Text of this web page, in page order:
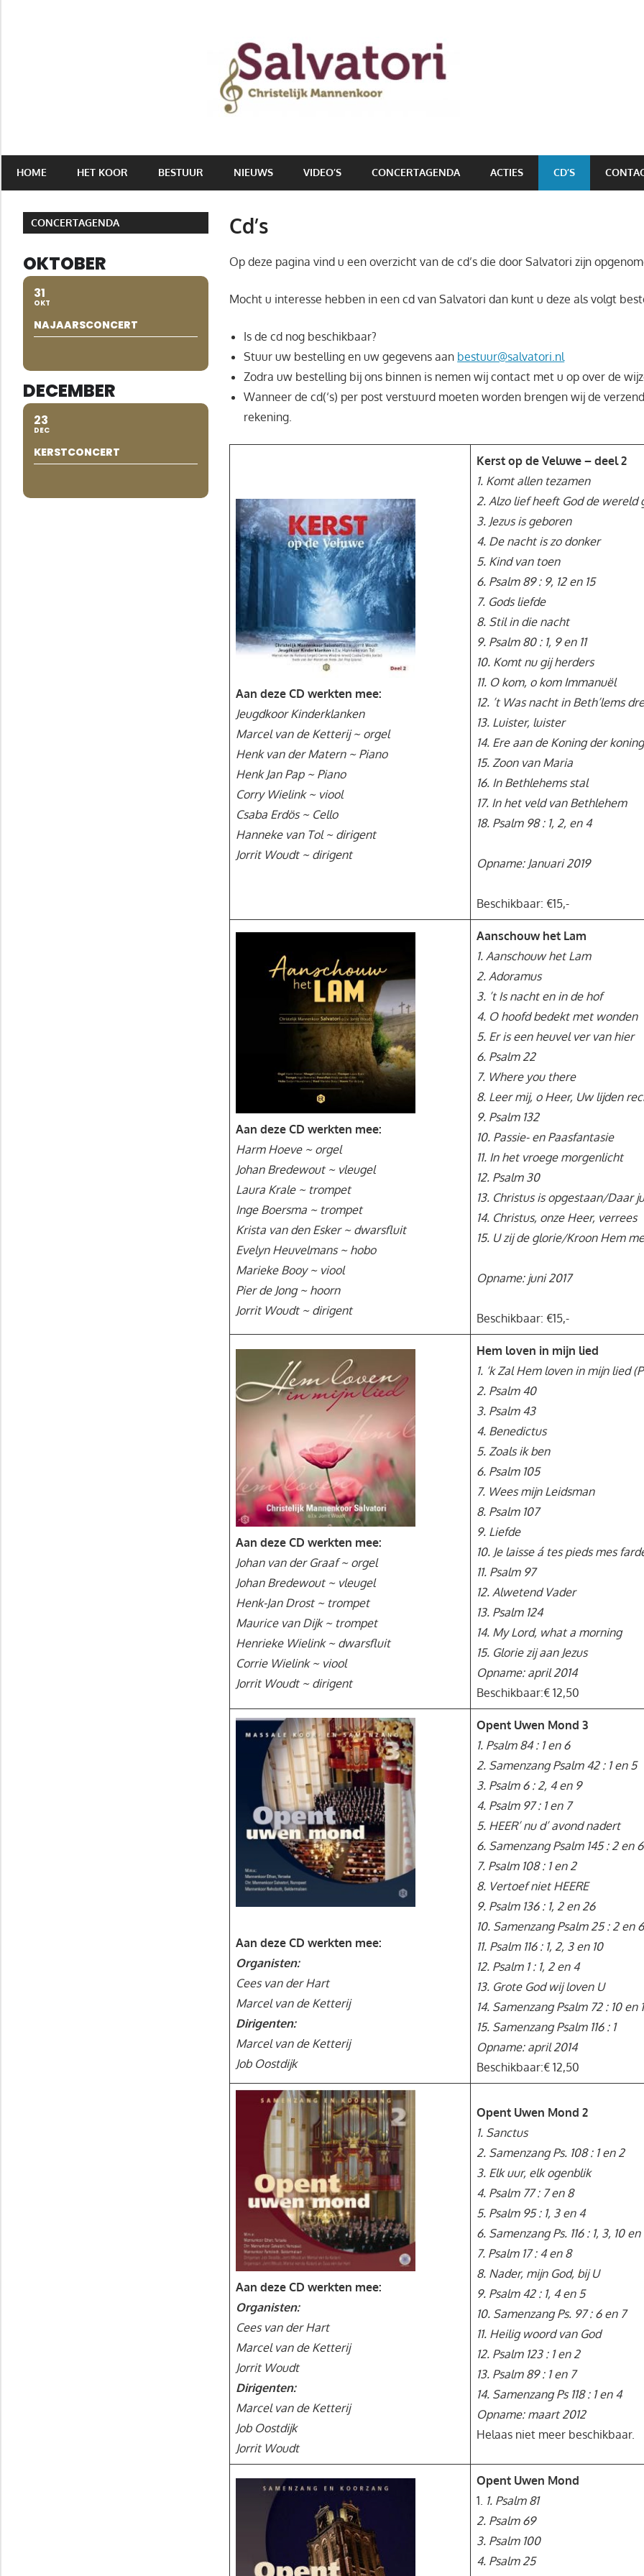
HOME HET KOOR BESTUUR NIEUWS VIDEO’S CONCERTAGENDA ACTIES CD’S
Cd’s
Op deze pagina vind u een overzicht van de cd’s die door Salvatori zijn
Mocht u interesse hebben in een cd van Salvatori dan kunt u deze als volgt
Is de cd nog beschikbaar?
Stuur uw bestelling en uw gegevens aan bestuur@salvatori.nl
Zodra uw bestelling bij ons binnen is nemen wij contact met u op over de
Wanneer de cd(‘s) per post verstuurd moeten worden brengen wij de
rekening.
Aan deze CD werkten mee:
Jeugdkoor Kinderklanken
Marcel van de Ketterij ~ orgel
Henk van der Matern ~ Piano
Henk Jan Pap ~ Piano
Corry Wielink ~ viool
Csaba Erdös ~ Cello
Hanneke van Tol ~ dirigent
Jorrit Woudt ~ dirigent
Kerst op de Veluwe – deel 2
1. Komt allen tezamen
2. Alzo lief heeft God de wereld
3. Jezus is geboren
4. De nacht is zo donker
5. Kind van toen
6. Psalm 89 : 9, 12 en 15
7. Gods liefde
8. Stil in die nacht
9. Psalm 80 : 1, 9 en 11
10. Komt nu gij herders
11. O kom, o kom Immanuël
12. ’t Was nacht in Beth’lems
13. Luister, luister
14. Ere aan de Koning der
15. Zoon van Maria
16. In Bethlehems stal
17. In het veld van Bethlehem
18. Psalm 98 : 1, 2, en 4
Opname: Januari 2019
Beschikbaar: €15,-
Aan deze CD werkten mee:
Harm Hoeve ~ orgel
Johan Bredewout ~ vleugel
Laura Krale ~ trompet
Inge Boersma ~ trompet
Krista van den Esker ~ dwarsfluit
Evelyn Heuvelmans ~ hobo
Marieke Booy ~ viool
Pier de Jong ~ hoorn
Jorrit Woudt ~ dirigent
Aanschouw het Lam
1. Aanschouw het Lam
2. Adoramus
3. ’t Is nacht en in de hof
4. O hoofd bedekt met wonden
5. Er is een heuvel ver van hier
6. Psalm 22
7. Where you there
8. Leer mij, o Heer, Uw lijden
9. Psalm 132
10. Passie- en Paasfantasie
11. In het vroege morgenlicht
12. Psalm 30
13. Christus is opgestaan/Daar
14. Christus, onze Heer, verrees
15. U zij de glorie/Kroon Hem
Opname: juni 2017
Beschikbaar: €15,-
Aan deze CD werkten mee:
Johan van der Graaf ~ orgel
Johan Bredewout ~ vleugel
Henk-Jan Drost ~ trompet
Maurice van Dijk ~ trompet
Henrieke Wielink ~ dwarsfluit
Corrie Wielink ~ viool
Jorrit Woudt ~ dirigent
Hem loven in mijn lied
1. ‘k Zal Hem loven in mijn lied
2. Psalm 40
3. Psalm 43
4. Benedictus
5. Zoals ik ben
6. Psalm 105
7. Wees mijn Leidsman
8. Psalm 107
9. Liefde
10. Je laisse á tes pieds mes
11. Psalm 97
12. Alwetend Vader
13. Psalm 124
14. My Lord, what a morning
15. Glorie zij aan Jezus
Opname: april 2014
Beschikbaar:€ 12,50
Aan deze CD werkten mee:
Organisten:
Cees van der Hart
Marcel van de Ketterij
Dirigenten:
Marcel van de Ketterij
Job Oostdijk
Opent Uwen Mond 3
1. Psalm 84 : 1 en 6
2. Samenzang Psalm 42 : 1 en 5
3. Psalm 6 : 2, 4 en 9
4. Psalm 97 : 1 en 7
5. HEER’ nu d’ avond nadert
6. Samenzang Psalm 145 : 2 en 6
7. Psalm 108 : 1 en 2
8. Vertoef niet HEERE
9. Psalm 136 : 1, 2 en 26
10. Samenzang Psalm 25 : 2 en 6
11. Psalm 116 : 1, 2, 3 en 10
12. Psalm 1 : 1, 2 en 4
13. Grote God wij loven U
14. Samenzang Psalm 72 : 10 en
15. Samenzang Psalm 116 : 1
Opname: april 2014
Beschikbaar:€ 12,50
Aan deze CD werkten mee:
Organisten:
Cees van der Hart
Marcel van de Ketterij
Jorrit Woudt
Dirigenten:
Marcel van de Ketterij
Job Oostdijk
Jorrit Woudt
Opent Uwen Mond 2
1. Sanctus
2. Samenzang Ps. 108 : 1 en 2
3. Elk uur, elk ogenblik
4. Psalm 77 : 7 en 8
5. Psalm 95 : 1, 3 en 4
6. Samenzang Ps. 116 : 1, 3, 10 en
7. Psalm 17 : 4 en 8
8. Nader, mijn God, bij U
9. Psalm 42 : 1, 4 en 5
10. Samenzang Ps. 97 : 6 en 7
11. Heilig woord van God
12. Psalm 123 : 1 en 2
13. Psalm 89 : 1 en 7
14. Samenzang Ps 118 : 1 en 4
Opname: maart 2012
Helaas niet meer beschikbaar.
Opent Uwen Mond
1. 1. Psalm 81
2. Psalm 69
3. Psalm 100
4. Psalm 25
CONCERTAGENDA
OKTOBER
31
OKT
NAJAARSCONCERT
DECEMBER
23
DEC
KERSTCONCERT